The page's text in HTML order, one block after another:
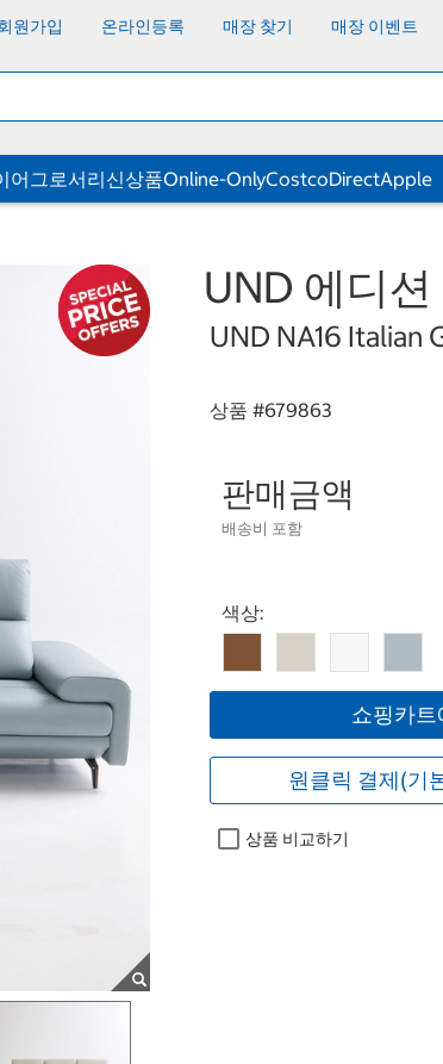
원가입 온라인등록 매장 찾기 매장 이벤트
어그로서리신상품Online-OnlyCostcoDirectApple
UND 에디
UND NA16 Italian
상품 #679863
판매금액
배송비 포함
Select product
색상:
쇼핑카트
원클릭 결제(기
상품 비교하기